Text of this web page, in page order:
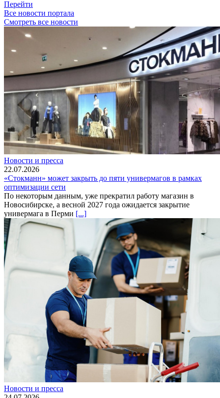
Перейти
Все новости портала
Смотреть все новости
Новости и пресса
22.07.2026
«Стокманн» может закрыть до пяти универмагов в рамках
оптимизации сети
По некоторым данным, уже прекратил работу магазин в
Новосибирске, а весной 2027 года ожидается закрытие
универмага в Перми [...]
Новости и пресса